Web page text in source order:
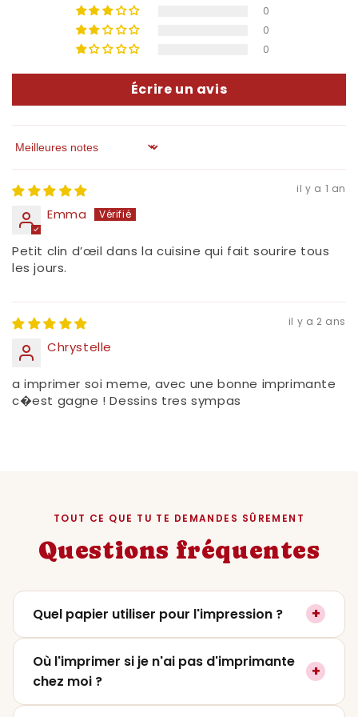
0
0
0
Écrire un avis
Sort by
il y a 1 an
Emma
Petit clin d’œil dans la cuisine qui fait sourire tous
les jours.
il y a 2 ans
Chrystelle
a imprimer soi meme, avec une bonne imprimante
c�est gagne ! Dessins tres sympas
TOUT CE QUE TU TE DEMANDES SÛREMENT
Questions fréquentes
Quel papier utiliser pour l'impression ? +
On recommande un papier mat ou satiné
entre200 et 250g
pour un rendu premium. Le
Où l'imprimer si je n'ai pas d'imprimante
chez moi ?
+